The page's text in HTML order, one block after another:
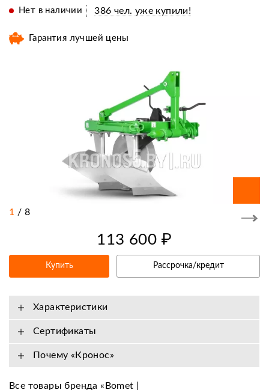
Нет в наличии 386 чел. уже купили!
Гарантия лучшей цены
1 / 8
113 600 ₽
Купить Рассрочка/кредит
Характеристики
Сертификаты
Почему «Кронос»
Все товары бренда «Bomet |